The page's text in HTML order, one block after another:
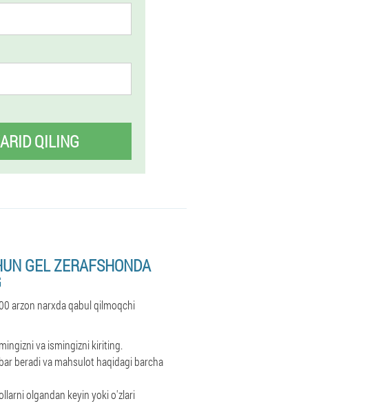
QILING
GEL ZERAFSHONDA
arzon narxda qabul qilmoqchi
va ismingizni kiriting.
beradi va mahsulot haqidagi barcha
olgandan keyin yoki o'zlari